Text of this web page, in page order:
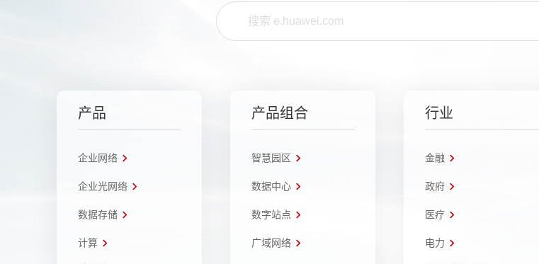
产品
企业网络
企业光网络
数据存储
计算
产品组合
智慧园区
数据中心
数字站点
广域网络
行业
金融
政府
医疗
电力